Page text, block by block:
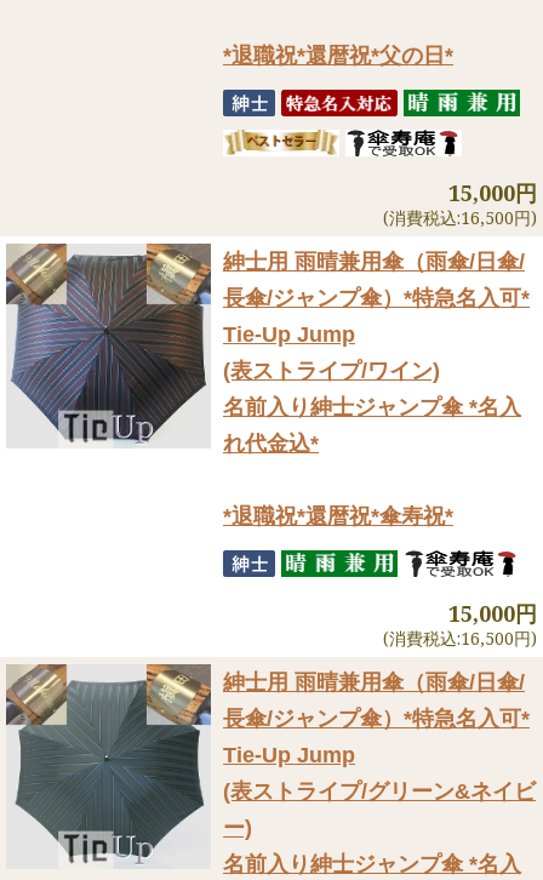
*退職祝*還暦祝*父の日*
15,000円
(消費税込:16,500円)
紳士用 雨晴兼用傘（雨傘/日傘/
長傘/ジャンプ傘） *特急名入可*
Tie-Up Jump
(表ストライプ/ワイン)
名前入り紳士ジャンプ傘 *名入
れ代金込*
*退職祝*還暦祝*傘寿祝*
15,000円
(消費税込:16,500円)
紳士用 雨晴兼用傘（雨傘/日傘/
長傘/ジャンプ傘） *特急名入可*
Tie-Up Jump
(表ストライプ/グリーン&ネイビ
ー)
名前入り紳士ジャンプ傘 *名入